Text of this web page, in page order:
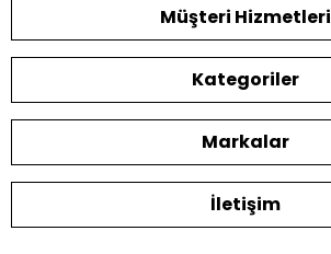
Müşteri Hizmetleri
Kategoriler
Markalar
İletişim